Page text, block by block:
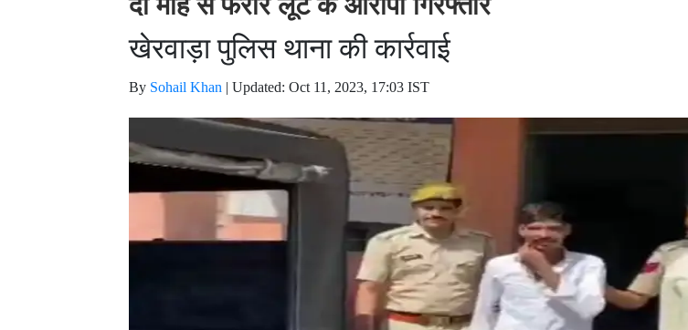
खेरवाड़ा पुलिस थाना की कार्रवाई
By Sohail Khan | Updated: Oct 11, 2023, 17:03 IST